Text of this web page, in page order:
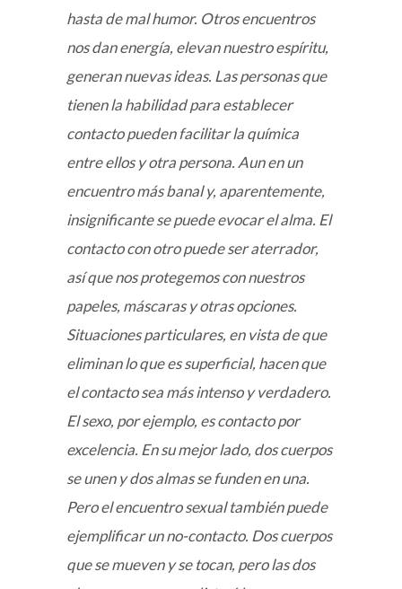
hasta de mal humor. Otros encuentros
nos dan energía, elevan nuestro espíritu,
generan nuevas ideas. Las personas que
tienen la habilidad para establecer
contacto pueden facilitar la química
entre ellos y otra persona. Aun en un
encuentro más banal y, aparentemente,
insignificante se puede evocar el alma. El
contacto con otro puede ser aterrador,
así que nos protegemos con nuestros
papeles, máscaras y otras opciones.
Situaciones particulares, en vista de que
eliminan lo que es superficial, hacen que
el contacto sea más intenso y verdadero.
El sexo, por ejemplo, es contacto por
excelencia. En su mejor lado, dos cuerpos
se unen y dos almas se funden en una.
Pero el encuentro sexual también puede
ejemplificar un no-contacto. Dos cuerpos
que se mueven y se tocan, pero las dos